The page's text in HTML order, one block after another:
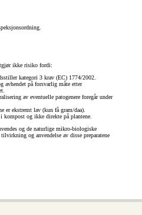
ikke risiko fordi:
kategori 3 krav (EC) 1774/2002.
avhendet på forsvarlig måte etter
av eventuelle patogenere foregår under
er ekstremt lav (kun få gram/daa).
kompost og ikke direkte på plantene.
og de naturlige mikro-biologiske
og anvendelse av disse preparatene